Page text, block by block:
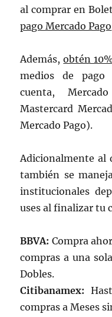
al comprar en
pago Mercado Pago
Además,obtén
medios de pago
cuenta,
Mastercard
Mercado Pago).
Adicionalmente al
también se
institucionales
uses al finalizar tu
BBVA: Compra
compras a una
Dobles.
Citibanamex:
compras a Meses